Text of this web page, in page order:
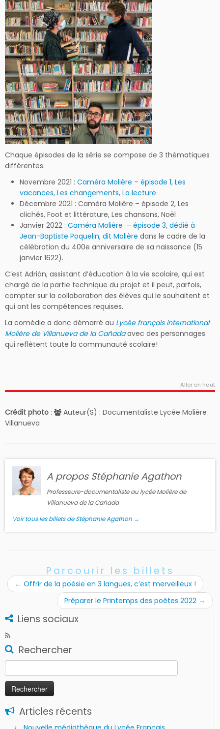
Chaque épisodes de la série se compose de 3 thématiques
différentes:
Novembre 2021 : Caméra Molière – épisode 1, Les
vacances, Les changements, La lecture
Décembre 2021 : Caméra Molière – épisode 2, Les
clichés, Foot et littérature, Les chansons, Noël
Janvier 2022 : Caméra Molière – épisode 3, dédié à
Jean-Baptiste Poquelin, dit Molière dans le cadre de la
célébration du 400e anniversaire de sa naissance (15
janvier 1622).
C’est Adrián, assistant d’éducation à la vie scolaire, qui est
chargé de la partie technique du projet et il peut, parfois,
compter sur la collaboration des élèves qui le souhaitent et
qui ont les compétences requises.
La comédie a donc démarré au Lycée français international
Molière de Villanueva de la Cañadaavec des personnages
qui reflètent toute la communauté scolaire!
Aller en haut
Crédit photo :
Auteur(S) : Documentaliste Lycée Molière
Villanueva
A propos Stéphanie Agathon
Professeure-documentaliste au lycée Molière de
Villanueva de la Cañada
Voir tous les billets de Stéphanie Agathon →
Parcourir les billets
← Offrir de la poésie en 3 langues, c’est merveilleux !
Préparer le Printemps des poètes 2022 →
Liens sociaux
Rechercher
Rechercher :
Articles récents